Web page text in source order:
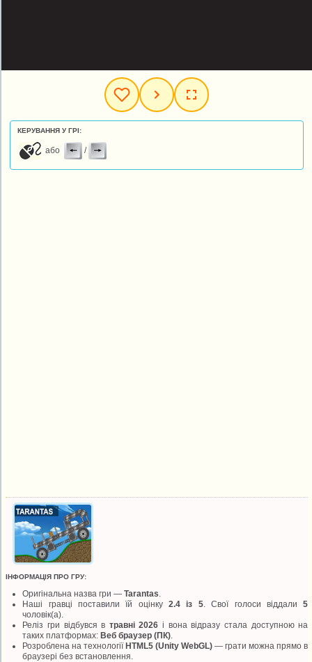
КЕРУВАННЯ У ГРІ:
або /
ІНФОРМАЦІЯ ПРО ГРУ:
Оригінальна назва гри —Tarantas
Наші гравці поставили їй оцінку2.4 із 5. Свої голоси віддали5
чоловік(а).
Реліз гри відбувся в травні 2026 і вона відразу стала доступною на
таких платформах:Веб браузер (ПК)
Розроблена на технологіїHTML5 (Unity WebGL) — грати можна прямо в
браузері без встановлення.